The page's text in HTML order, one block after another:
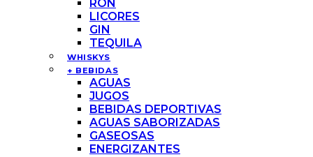
RON
LICORES
GIN
TEQUILA
WHISKYS
+ BEBIDAS
AGUAS
JUGOS
BEBIDAS DEPORTIVAS
AGUAS SABORIZADAS
GASEOSAS
ENERGIZANTES